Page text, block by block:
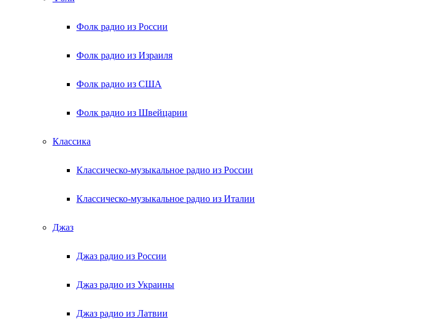
Фолк радио из России
Фолк радио из Израиля
Фолк радио из США
Фолк радио из Швейцарии
Классика
Классическо-музыкальное радио из России
Классическо-музыкальное радио из Италии
Джаз
Джаз радио из России
Джаз радио из Украины
Джаз радио из Латвии